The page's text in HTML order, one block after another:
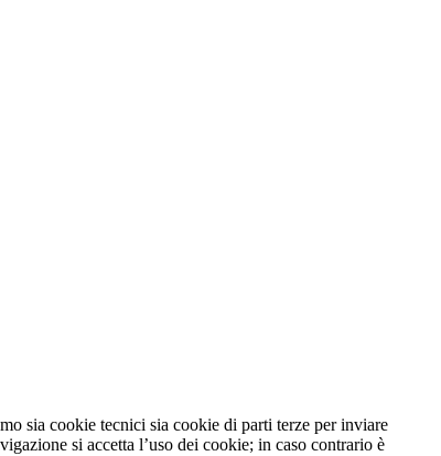
sia cookie tecnici sia cookie di parti terze per inviare
si accetta l’uso dei cookie; in caso contrario è